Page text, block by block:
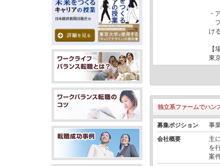
・
け
【
東
独立系ファームでハン
募集ポジション 事
会社概要
主
を
案